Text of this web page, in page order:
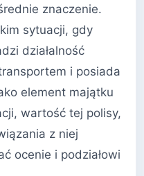
znaczenie.
sytuacji, gdy
działalność
i posiada
element majątku
wartość tej polisy,
z niej
ocenie i podziałowi